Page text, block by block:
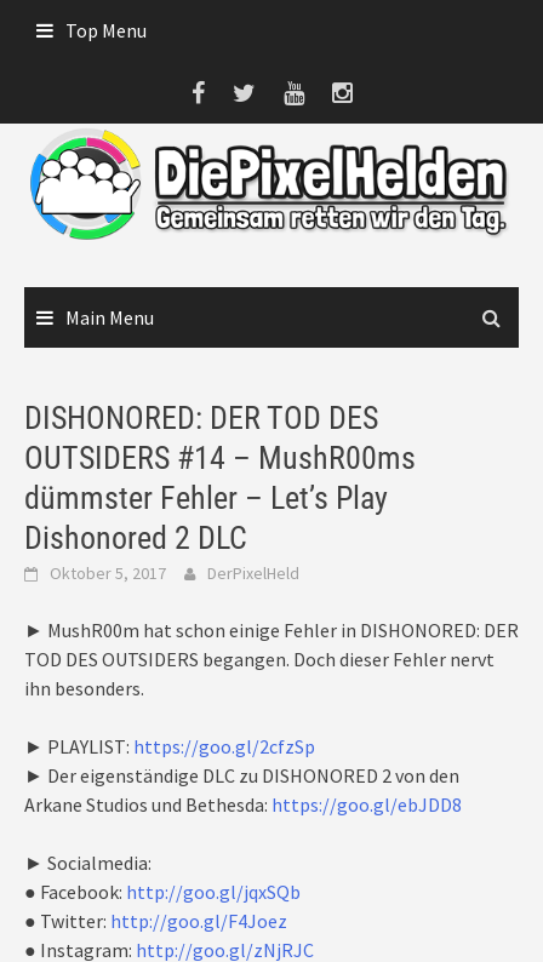
Top Menu
Main Menu
DISHONORED: DER TOD DES
OUTSIDERS #14 – MushR00ms
dümmster Fehler – Let’s Play
Dishonored 2 DLC
Oktober 5, 2017 DerPixelHeld
► MushR00m hat schon einige Fehler in DISHONORED: DER
TOD DES OUTSIDERS begangen. Doch dieser Fehler nervt
ihn besonders.
► PLAYLIST: https://goo.gl/2cfzSp
► Der eigenständige DLC zu DISHONORED 2 von den
Arkane Studios und Bethesda: https://goo.gl/ebJDD8
► Socialmedia:
● Facebook: http://goo.gl/jqxSQb
● Twitter: http://goo.gl/F4Joez
● Instagram: http://goo.gl/zNjRJC